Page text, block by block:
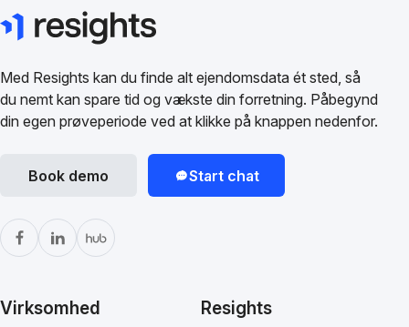
Med Resights kan du finde alt ejendomsdata ét sted, så
du nemt kan spare tid og vækste din forretning. Påbegynd
din egen prøveperiode ved at klikke på knappen nedenfor.
Book demo Start chat
Virksomhed Resights